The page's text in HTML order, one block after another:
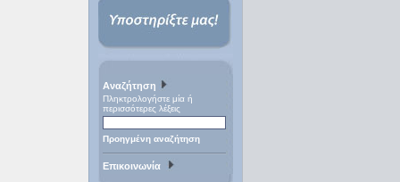
Αναζήτηση
Πληκτρολογήστε μία ή
περισσότερες λέξεις
Προηγμένη αναζήτηση
Επικοινωνία